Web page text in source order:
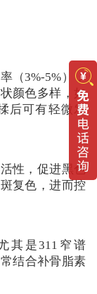
（3%-5%），
颜色多样，如
后可有轻微发
性，促进黑色
复色，进而控
其是311窄谱
结合补骨脂素